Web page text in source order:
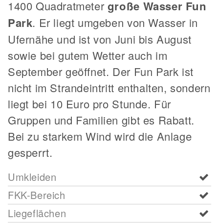
1400 Quadratmeter große Wasser Fun
Park. Er liegt umgeben von Wasser in
Ufernähe und ist von Juni bis August
sowie bei gutem Wetter auch im
September geöffnet. Der Fun Park ist
nicht im Strandeintritt enthalten, sondern
liegt bei 10 Euro pro Stunde. Für
Gruppen und Familien gibt es Rabatt.
Bei zu starkem Wind wird die Anlage
gesperrt.
Umkleiden
FKK-Bereich
Liegeflächen